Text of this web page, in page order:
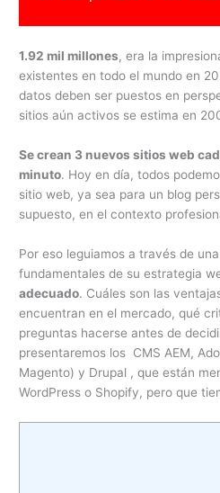
1.92 mil millones, era la
existentes en todo el mundo en
datos deben ser puestos en
sitios aún activos se estima en
Se crean 3 nuevos sitios web
minuto. Hoy en día, todos
sitio web, ya sea para un blog
supuesto, en el contexto
Por eso leguiamos a través de
fundamentales de su estrategia
adecuado. Cuáles son las
encuentran en el mercado, qué
preguntas hacerse antes de
presentaremos los CMS AEM,
Magento) y Drupal , que están
WordPress o Shopify, pero que